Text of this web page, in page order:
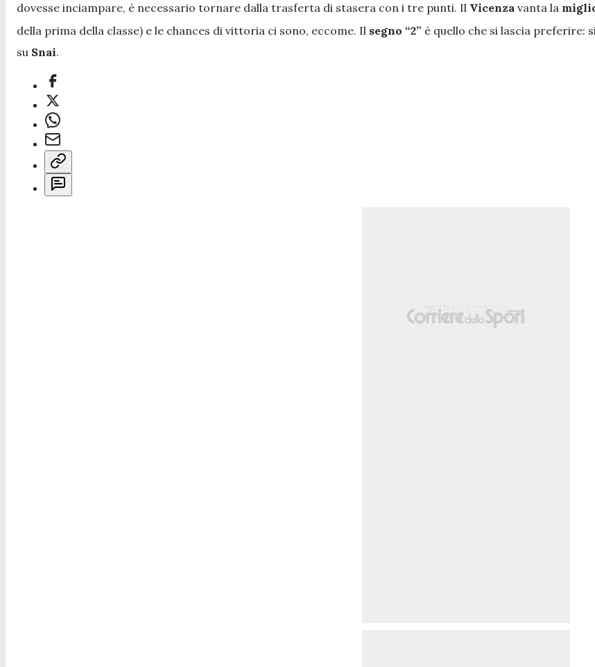
dovesse inciampare, è necessario tornare dalla trasferta di stasera con i tre punti. Il Vicenza vanta la
della prima della classe) e le chances di vittoria ci sono, eccome. Il segno “2” è quello che si lascia preferire:
su Snai.